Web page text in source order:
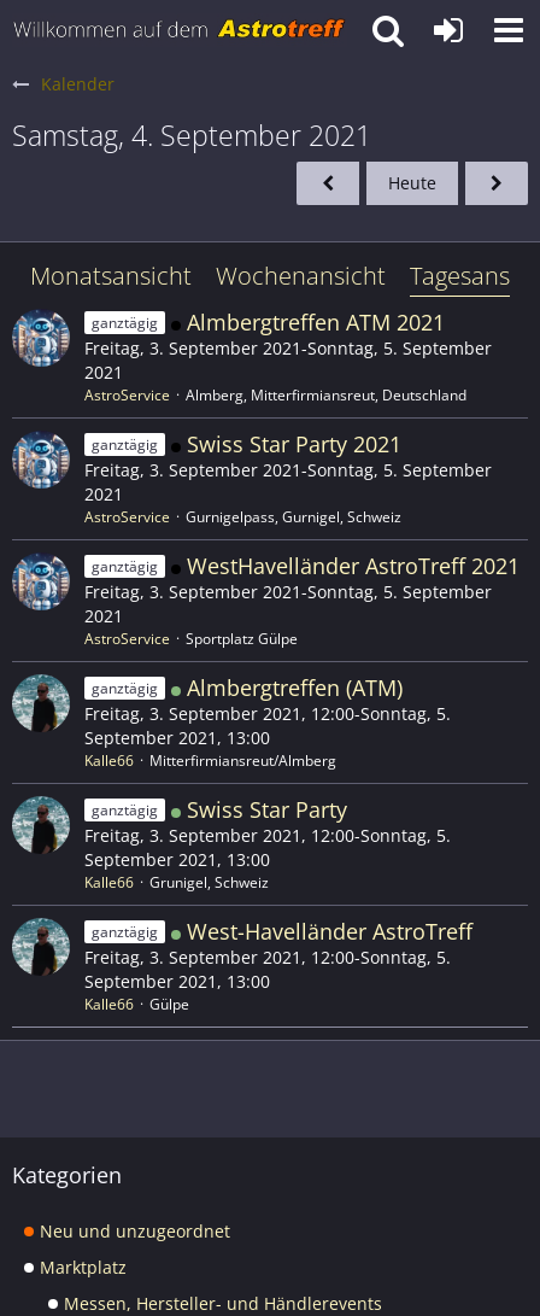
Kalender
Samstag, 4. September 2021
Heute
Monatsansicht Wochenansicht
ganztägig Almbergtreffen ATM 2021
Freitag, 3. September 2021-Sonntag, 5. September
2021
AstroService Almberg, Mitterfirmiansreut, Deutschland
ganztägig Swiss Star Party 2021
Freitag, 3. September 2021-Sonntag, 5. September
2021
AstroService Gurnigelpass, Gurnigel, Schweiz
ganztägig WestHavelländer AstroTreff 2021
Freitag, 3. September 2021-Sonntag, 5. September
2021
AstroService Sportplatz Gülpe
ganztägig Almbergtreffen (ATM)
Freitag, 3. September 2021, 12:00-Sonntag, 5.
September 2021, 13:00
Kalle66 Mitterfirmiansreut/Almberg
ganztägig Swiss Star Party
Freitag, 3. September 2021, 12:00-Sonntag, 5.
September 2021, 13:00
Kalle66 Grunigel, Schweiz
ganztägig West-Havelländer AstroTreff
Freitag, 3. September 2021, 12:00-Sonntag, 5.
September 2021, 13:00
Kalle66 Gülpe
Kategorien
Neu und unzugeordnet
Marktplatz
Messen, Hersteller- und Händlerevents